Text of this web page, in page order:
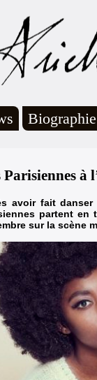
Biographie
Parisiennes à
avoir fait
partent en
sur la scène